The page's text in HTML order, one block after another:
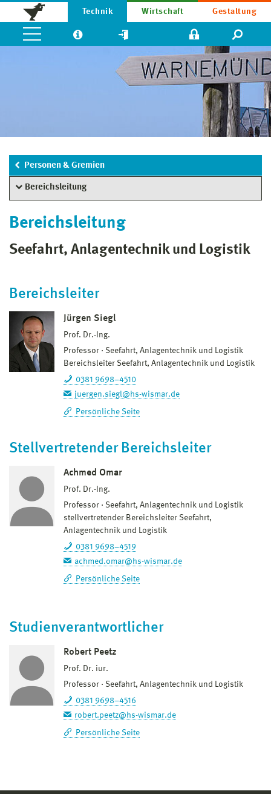
Technik Wirtschaft Gestaltung
Personen & Gremien
Bereichsleitung
Bereichsleitung
Seefahrt, Anlagentechnik und Logistik
Bereichsleiter
Jürgen Siegl
Prof. Dr.-Ing.
Professor
Seefahrt, Anlagentechnik und Logistik
Bereichsleiter Seefahrt, Anlagentechnik und Logistik
0381 9698–4510
juergen.siegl@hs-wismar.de
Persönliche Seite
Stellvertretender Bereichsleiter
Achmed Omar
Prof. Dr.-Ing.
Professor
Seefahrt, Anlagentechnik und Logistik
stellvertretender Bereichsleiter Seefahrt,
Anlagentechnik und Logistik
0381 9698–4519
achmed.omar@hs-wismar.de
Persönliche Seite
Studienverantwortlicher
Robert Peetz
Prof. Dr. iur.
Professor
Seefahrt, Anlagentechnik und Logistik
0381 9698–4516
robert.peetz@hs-wismar.de
Persönliche Seite